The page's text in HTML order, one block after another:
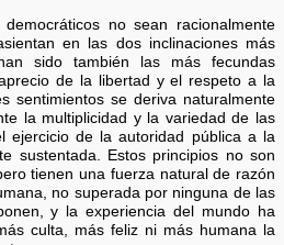
no sean racionalmente
en las dos inclinaciones más
sido también las más fecundas
de la libertad y el respeto a la
sentimientos se deriva naturalmente
la multiplicidad y la variedad de las
ejercicio de la autoridad pública a la
sustentada. Estos principios no son
tienen una fuerza natural de razón
no superada por ninguna de las
y la experiencia del mundo ha
culta, más feliz ni más humana la